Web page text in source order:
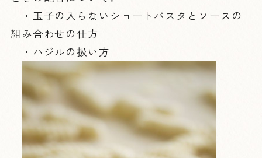
・玉子の入らないショートパスタとソースの
組み合わせの仕方
・ハジルの扱い方